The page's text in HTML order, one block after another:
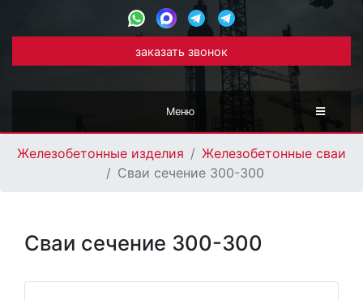
заказать звонок
Меню
Железобетонные изделия
Железобетонные сваи
Сваи сечение 300-300
Сваи сечение 300-300